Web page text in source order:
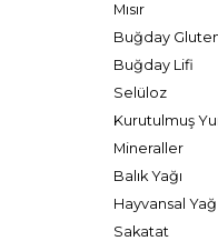
Mısır
Buğday
Buğday Lifi
Selüloz
Kurutulmuş
Mineraller
Balık Yağı
Hayvansal Yağ
Sakatat